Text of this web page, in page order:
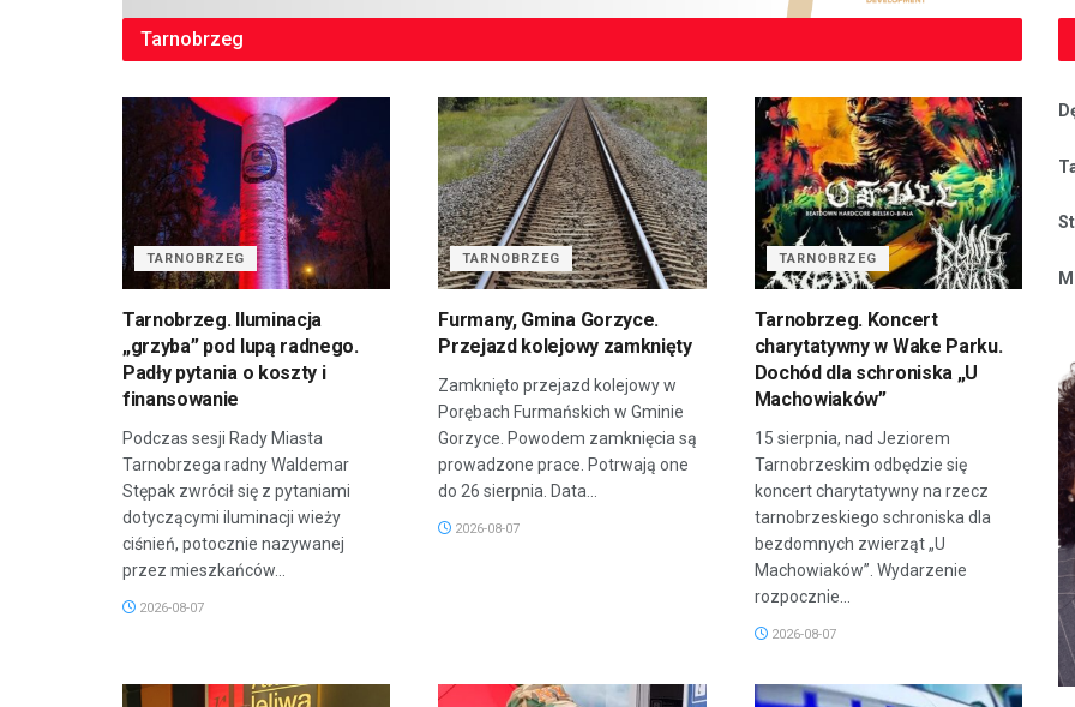
Tarnobrzeg
TARNOBRZEG
Tarnobrzeg. Iluminacja
„grzyba” pod lupą radnego.
Padły pytania o koszty i
finansowanie
Podczas sesji Rady Miasta
Tarnobrzega radny Waldemar
Stępak zwrócił się z pytaniami
dotyczącymi iluminacji wieży
ciśnień, potocznie nazywanej
przez mieszkańców...
2026-08-07
TARNOBRZEG
Furmany, Gmina Gorzyce.
Przejazd kolejowy zamknięty
Zamknięto przejazd kolejowy w
Porębach Furmańskich w Gminie
Gorzyce. Powodem zamknięcia są
prowadzone prace. Potrwają one
do 26 sierpnia. Data...
2026-08-07
TARNOBRZEG
Tarnobrzeg. Koncert
charytatywny w Wake Parku.
Dochód dla schroniska „U
Machowiaków”
15 sierpnia, nad Jeziorem
Tarnobrzeskim odbędzie się
koncert charytatywny na rzecz
tarnobrzeskiego schroniska dla
bezdomnych zwierząt „U
Machowiaków”. Wydarzenie
rozpocznie...
2026-08-07